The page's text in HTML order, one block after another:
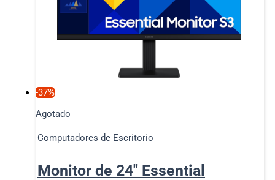
-37%
Agotado
Computadores de Escritorio
Monitor de 24″ Essential